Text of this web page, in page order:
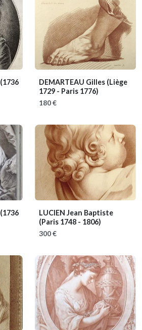
(1736
DEMARTEAU Gilles (Liège
1729 - Paris 1776)
180 €
(1736
LUCIEN Jean Baptiste
(Paris 1748 - 1806)
300 €